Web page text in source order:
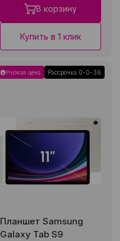
В корзину
Купить в 1 клик
Низкая цена Рассрочка 0-0-36
Планшет Samsung
Galaxy Tab S9